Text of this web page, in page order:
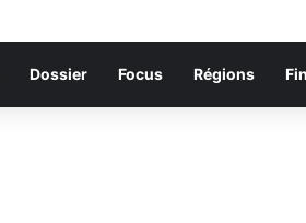
Dossier Focus Régions